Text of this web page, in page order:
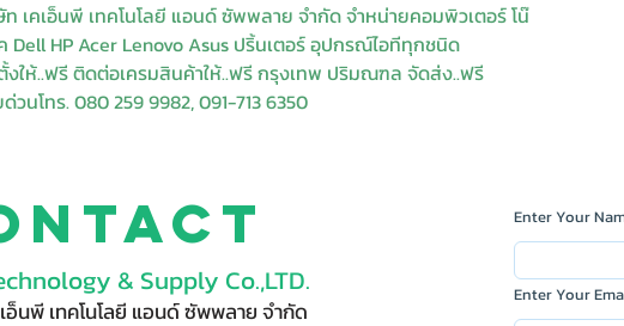
ท เคเอ็นพี เทคโนโลยี แอนด์ ซัพพลาย จำกัด จำหน่ายคอมพิวเตอร์ โน๊
Dell HP Acer Lenovo Asus ปริ้นเตอร์ อุปกรณ์ไอทีทุกชนิด
ให้..ฟรี ติดต่อเครมสินค้าให้..ฟรี กรุงเทพ ปริมณฑล จัดส่ง..ฟรี
วนโทร. 080 259 9982, 091-713 6350
& Supply Co.,LTD.
อ็นพี เทคโนโลยี แอนด์ ซัพพลาย จำกัด
Enter Your
Enter Your